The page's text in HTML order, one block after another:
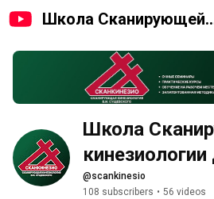
Школа Сканирующей
Сущевского
Школа
Сущевского
@scankinesio
108 subscribers • 56 videos